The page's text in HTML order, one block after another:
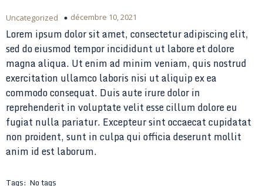
Uncategorized décembre 10, 2021
Lorem ipsum dolor sit amet, consectetur adipiscing elit,
sed do eiusmod tempor incididunt ut labore et dolore
magna aliqua. Ut enim ad minim veniam, quis nostrud
exercitation ullamco laboris nisi ut aliquip ex ea
commodo consequat. Duis aute irure dolor in
reprehenderit in voluptate velit esse cillum dolore eu
fugiat nulla pariatur. Excepteur sint occaecat cupidatat
non proident, sunt in culpa qui officia deserunt mollit
anim id est laborum.
Tags: No tags